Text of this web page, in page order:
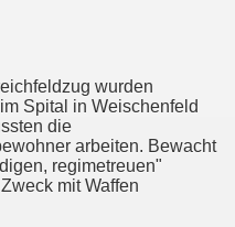
wurden
Spital in Weischenfeld
die
arbeiten. Bewacht
regimetreuen"
mit Waffen